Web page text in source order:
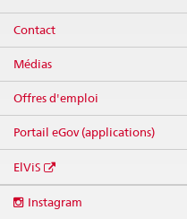
Contact
Médias
Offres d'emploi
Portail eGov (applications)
ElViS
media
Instagram